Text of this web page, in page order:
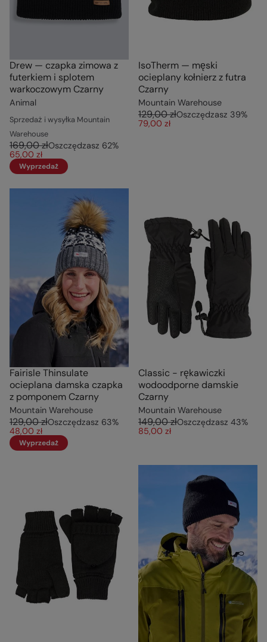
Drew — czapka zimowa z
futerkiem i splotem
warkoczowym Czarny
Animal
Sprzedaż i wysyłka Mountain
Warehouse
169,00 złOszczędzasz 62%
65,00 zł
Wyprzedaż
IsoTherm — męski
ocieplany kołnierz z futra
Czarny
Mountain Warehouse
129,00 złOszczędzasz 39%
79,00 zł
Fairisle Thinsulate
ocieplana damska czapka
z pomponem Czarny
Mountain Warehouse
129,00 złOszczędzasz 63%
48,00 zł
Wyprzedaż
Classic - rękawiczki
wodoodporne damskie
Czarny
Mountain Warehouse
149,00 złOszczędzasz 43%
85,00 zł